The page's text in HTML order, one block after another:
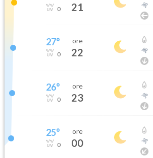
0 21
27°
0
ore
22
26°
0
ore
23
25°
0
ore
00